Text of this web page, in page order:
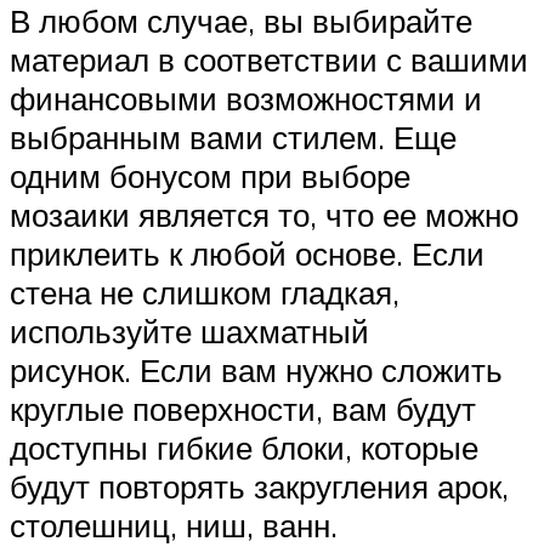
В любом случае, вы выбирайте
материал в соответствии с вашими
финансовыми возможностями и
выбранным вами стилем. Еще
одним бонусом при выборе
мозаики является то, что ее можно
приклеить к любой основе. Если
стена не слишком гладкая,
используйте шахматный
рисунок. Если вам нужно сложить
круглые поверхности, вам будут
доступны гибкие блоки, которые
будут повторять закругления арок,
столешниц, ниш, ванн.